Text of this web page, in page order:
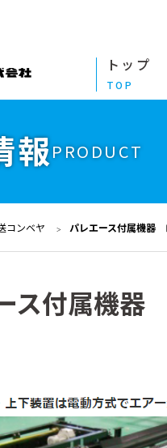
トップ
TOP
報PRODUCT
コンベヤ パレエース付属機器
ス付属機器